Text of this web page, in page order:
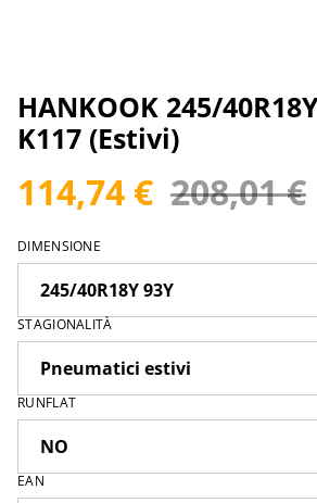
HANKOOK 245/
K117 (Estivi)
114,74 € 208,01 €
DIMENSIONE
STAGIONALITÀ
RUNFLAT
EAN